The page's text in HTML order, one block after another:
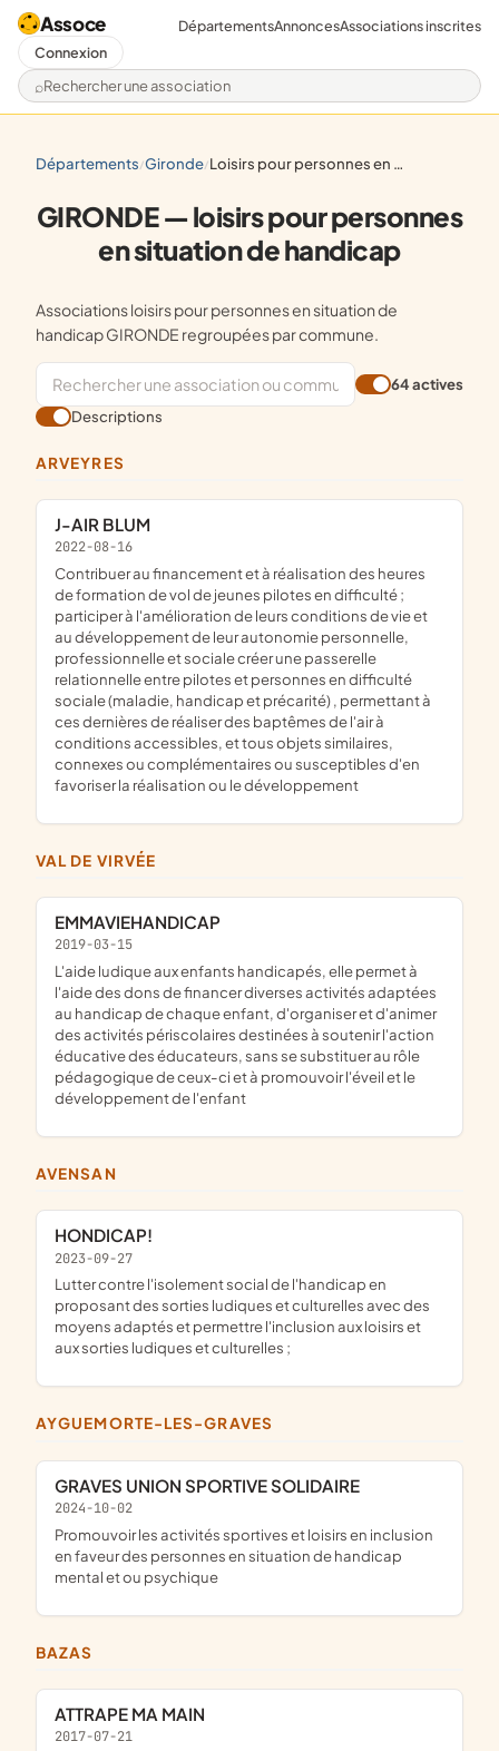
Assoce
Rechercher une association
DépartementsAnnoncesAssociations inscrites
Connexion
départements/ gironde/ loisirs pour personnes en situation de handicap
GIRONDE — loisirs pour personnes
en situation de handicap
Associations loisirs pour personnes en situation de
handicap GIRONDE regroupées par commune.
64 actives
Descriptions
ARVEYRES
J-AIR BLUM
2022-08-16
contribuer au financement et à réalisation des heures
de formation de vol de jeunes pilotes en difficulté ;
participer à l'amélioration de leurs conditions de vie et
au développement de leur autonomie personnelle,
professionnelle et sociale créer une passerelle
relationnelle entre pilotes et personnes en difficulté
sociale (maladie, handicap et précarité) , permettant à
ces dernières de réaliser des baptêmes de l'air à
conditions accessibles, et tous objets similaires,
connexes ou complémentaires ou susceptibles d'en
favoriser la réalisation ou le développement
VAL DE VIRVÉE
EMMAVIEHANDICAP
2019-03-15
l'aide ludique aux enfants handicapés, elle permet à
l'aide des dons de financer diverses activités adaptées
au handicap de chaque enfant, d'organiser et d'animer
des activités périscolaires destinées à soutenir l'action
éducative des éducateurs, sans se substituer au rôle
pédagogique de ceux-ci et à promouvoir l'éveil et le
développement de l'enfant
AVENSAN
HONDICAP!
2023-09-27
lutter contre l'isolement social de l'handicap en
proposant des sorties ludiques et culturelles avec des
moyens adaptés et permettre l'inclusion aux loisirs et
aux sorties ludiques et culturelles ;
AYGUEMORTE-LES-GRAVES
GRAVES UNION SPORTIVE SOLIDAIRE
2024-10-02
promouvoir les activités sportives et loisirs en inclusion
en faveur des personnes en situation de handicap
mental et ou psychique
BAZAS
ATTRAPE MA MAIN
2017-07-21